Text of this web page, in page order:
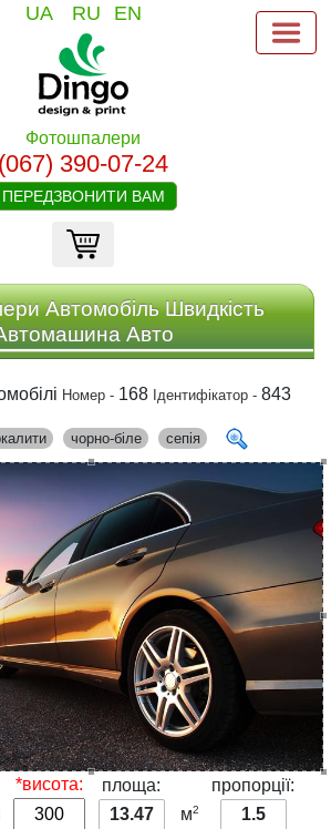
UA RU EN
Фотошпалери
(067) 390-07-24
ПЕРЕДЗВОНИТИ ВАМ
Автомобіль Швидкість
Авто
Номер - 168 Ідентифікатор -843
чорно-біле сепія
*висота:
площа:
13.47
м2
пропорції:
1.5